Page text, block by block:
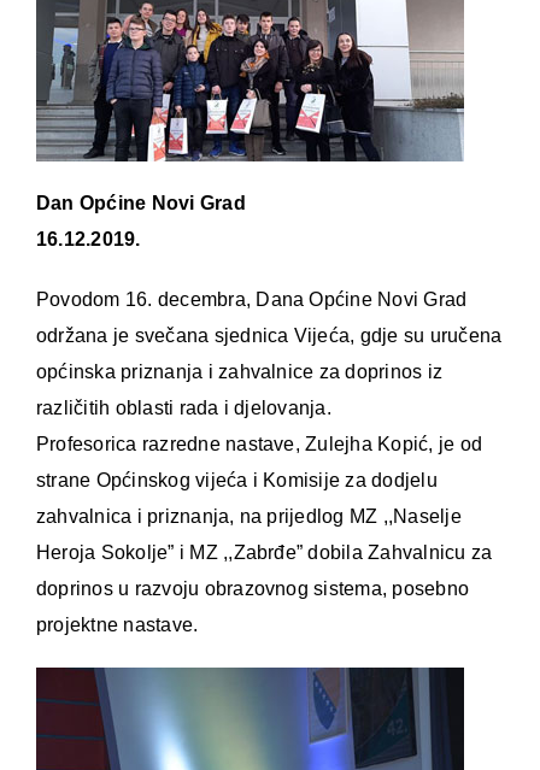
Dan Općine Novi Grad
16.12.2019.
Povodom 16. decembra, Dana Općine Novi Grad
održana je svečana sjednica Vijeća, gdje su uručena
općinska priznanja i zahvalnice za doprinos iz
različitih oblasti rada i djelovanja.
Profesorica razredne nastave, Zulejha Kopić, je od
strane Općinskog vijeća i Komisije za dodjelu
zahvalnica i priznanja, na prijedlog MZ ,,Naselje
Heroja Sokolje” i MZ ,,Zabrđe” dobila Zahvalnicu za
doprinos u razvoju obrazovnog sistema, posebno
projektne nastave.